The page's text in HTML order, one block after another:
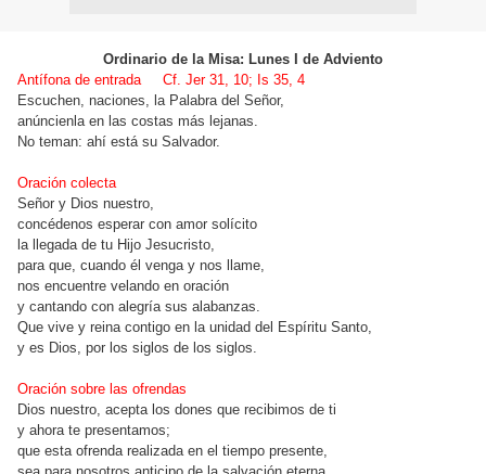
Ordinario de la Misa: Lunes I
de Adviento
Antífona de entrada Cf. Jer 31, 10; Is 35, 4
Escuchen, naciones, la Palabra del Señor,
anúncienla en las costas más lejanas.
No teman: ahí está su Salvador.
Oración colecta
Señor y Dios nuestro,
concédenos esperar con amor solícito
la llegada de tu Hijo Jesucristo,
para que, cuando él venga y nos llame,
nos encuentre velando en oración
y cantando con alegría sus alabanzas.
Que vive y reina contigo en la unidad del Espíritu Santo,
y es Dios, por los siglos de los siglos.
Oración sobre las ofrendas
Dios nuestro, acepta los dones que recibimos de ti
y ahora te presentamos;
que esta ofrenda realizada en el tiempo presente,